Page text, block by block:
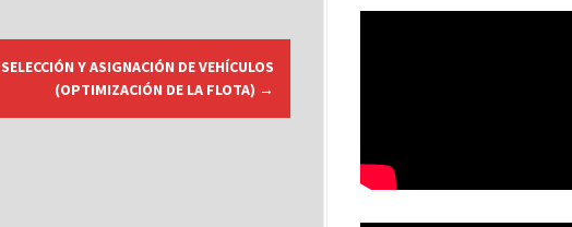
SELECCIÓN Y ASIGNACIÓN DE VEHÍCULOS
(OPTIMIZACIÓN DE LA FLOTA) →